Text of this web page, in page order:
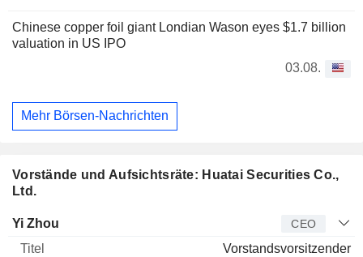
Chinese copper foil giant Londian Wason eyes $1.7 billion
valuation in US IPO
03.08.
Mehr Börsen-Nachrichten
Vorstände und Aufsichtsräte: Huatai Securities Co.,
Ltd.
Manager
Yi Zhou CEO
Vorstandsvorsitzender